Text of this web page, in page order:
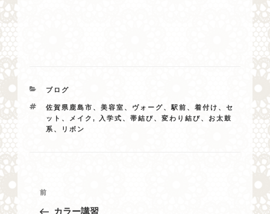
カ
ゴ
リ
ー
ブログ
タ
グ
佐賀県鹿島市、美容室、ヴォーグ、駅前、着付け、セ
ット、メイク,
入学式、帯結び、変わり結び、お太鼓
系、リボン
投
過
去
前
カラー講習